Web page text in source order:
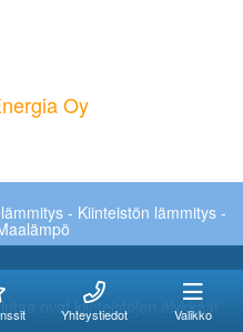
Yhteystiedot Valikko
Oy
- Kiinteistön lämmitys -
ovat kiinteistöjen älykkäät